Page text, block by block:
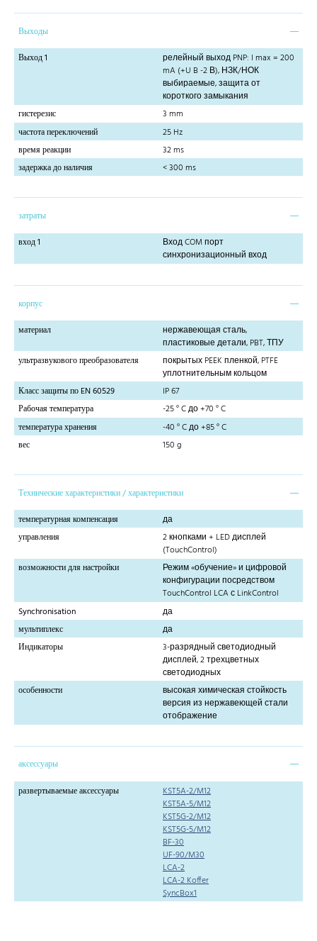
Выходы
Выход 1
релейный выход PNP: I max = 200
mA (+U B -2 В), НЗК/НОК
выбираемые, защита от
короткого замыкания
гистерезис
3 mm
частота переключений
25 Hz
время реакции
32 ms
задержка до наличия
< 300 ms
затраты
вход 1
Вход COM порт
синхронизационный вход
корпус
материал
нержавеющая сталь,
пластиковые детали, PBT, ТПУ
ультразвукового преобразователя
покрытых PEEK пленкой, PTFE
уплотнительным кольцом
Класс защиты по EN 60529
IP 67
Рабочая температура
-25 ° C до +70 ° C
температура хранения
-40 ° C до +85 ° C
вес
150 g
Технические характеристики / характеристики
температурная компенсация
да
управления
2 кнопками + LED дисплей
(TouchControl)
возможности для настройки
Режим «обучение» и цифровой
конфигурации посредством
TouchControl LCA с LinkControl
Synchronisation
да
мультиплекс
да
Индикаторы
3-разрядный светодиодный
дисплей, 2 трехцветных
светодиодных
особенности
высокая химическая стойкость
версия из нержавеющей стали
отображение
аксессуары
развертываемые аксессуары
KST5A-2/M12
KST5A-5/M12
KST5G-2/M12
KST5G-5/M12
BF-30
UF-90/M30
LCA-2
LCA-2 Koffer
SyncBox1